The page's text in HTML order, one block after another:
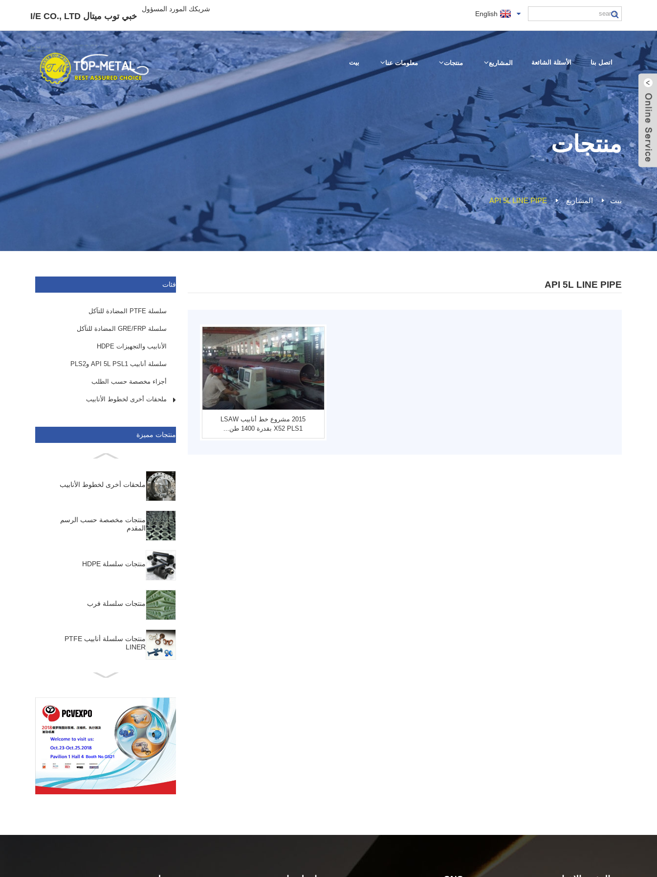
خبي توب ميتال I/E CO., LTD
شريكك المورد المسؤول
English
بيت معلومات عنا منتجات المشاريع الأسئلة الشائعة اتصل بنا
منتجات
بيت المشاريع API 5L LINE PIPE
فئات
سلسلة PTFE المضادة للتآكل
سلسلة GRE/FRP المضادة للتآكل
الأنابيب والتجهيزات HDPE
سلسلة أنابيب API 5L PSL1 وPLS2
أجزاء مخصصة حسب الطلب
ملحقات أخرى لخطوط الأنابيب
منتجات مميزة
ملحقات أخرى لخطوط الأنابيب
منتجات مخصصة حسب الرسم
المقدم
منتجات سلسلة HDPE
منتجات سلسلة فرب
منتجات سلسلة أنابيب PTFE
LINER
API 5L LINE PIPE
2015 مشروع خط أنابيب LSAW
X52 PLS1 بقدرة 1400 طن...
ارسل بريد
الكتروني
تواصل معي على
سكايب
توب ميتال